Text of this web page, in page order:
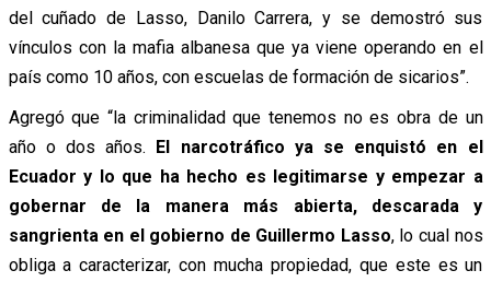
del cuñado de Lasso, Danilo Carrera, y se demostró sus
vínculos con la mafia albanesa que ya viene operando en el
país como 10 años, con escuelas de formación de sicarios”.
Agregó que “la criminalidad que tenemos no es obra de un
año o dos años. El narcotráfico ya se enquistó en el
Ecuador y lo que ha hecho es legitimarse y empezar a
gobernar de la manera más abierta, descarada y
sangrienta en el gobierno de Guillermo Lasso, lo cual nos
obliga a caracterizar, con mucha propiedad, que este es un